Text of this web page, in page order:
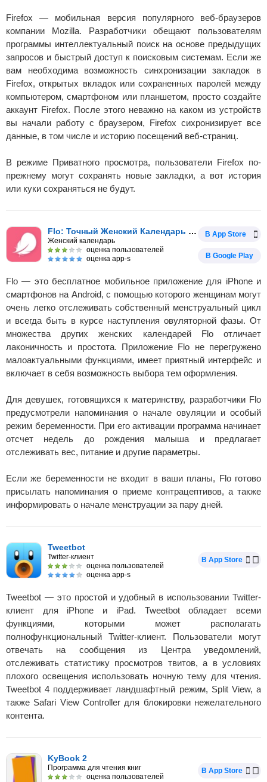
Firefox — мобильная версия популярного веб-браузеров
компании Mozilla. Разработчики обещают пользователям
программы интеллектуальный поиск на основе предыдущих
запросов и быстрый доступ к поисковым системам. Если же
вам необходима возможность синхронизации закладок в
Firefox, открытых вкладок или сохраненных паролей между
компьютером, смартфоном или планшетом, просто создайте
аккаунт Firefox. После этого неважно на каком из устройств
вы начали работу с браузером, Firefox сихронизирует все
данные, в том числе и историю посещений веб-страниц.
В режиме Приватного просмотра, пользователи Firefox по-
прежнему могут сохранять новые закладки, а вот история
или куки сохраняться не будут.
Flo: Точный Женский Календарь менструаций
Женский календарь
оценка пользователей
оценка app-s
В App Store
В Google Play
Flo — это бесплатное мобильное приложение для iPhone и
смартфонов на Android, с помощью которого женщинам могут
очень легко отслеживать собственный менструальный цикл
и всегда быть в курсе наступления овуляторной фазы. От
множества других женских календарей Flo отличает
лаконичность и простота. Приложение Flo не перегружено
малоактуальными функциями, имеет приятный интерфейс и
включает в себя возможность выбора тем оформления.
Для девушек, готовящихся к материнству, разработчики Flo
предусмотрели напоминания о начале овуляции и особый
режим беременности. При его активации программа начинает
отсчет недель до рождения малыша и предлагает
отслеживать вес, питание и другие параметры.
Если же беременности не входит в ваши планы, Flo готово
присылать напоминания о приеме контрацептивов, а также
информировать о начале менструации за пару дней.
Tweetbot
Twitter-клиент
оценка пользователей
оценка app-s
В App Store
Tweetbot — это простой и удобный в использовании Twitter-
клиент для iPhone и iPad. Tweetbot обладает всеми
функциями, которыми может располагать
полнофункциональный Twitter-клиент. Пользователи могут
отвечать на сообщения из Центра уведомлений,
отслеживать статистику просмотров твитов, а в условиях
плохого освещения использовать ночную тему для чтения.
Tweetbot 4 поддерживает ландшафтный режим, Split View, а
также Safari View Controller для блокировки нежелательного
контента.
KyBook 2
Программа для чтения книг
оценка пользователей
В App Store